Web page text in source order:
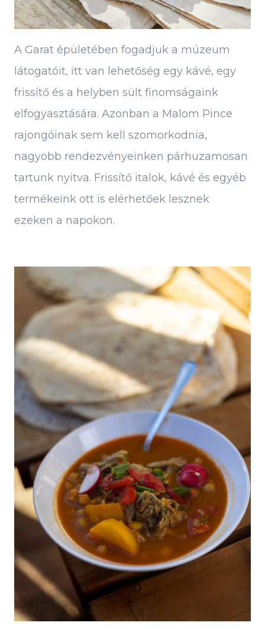
A Garat épületében fogadjuk a múzeum
látogatóit, itt van lehetőség egy kávé, egy
frissítő és a helyben sült finomságaink
elfogyasztására. Azonban a Malom Pince
rajongóinak sem kell szomorkodnia,
nagyobb rendezvényeinken párhuzamosan
tartunk nyitva. Frissítő italok, kávé és egyéb
termékeink ott is elérhetőek lesznek
ezeken a napokon.